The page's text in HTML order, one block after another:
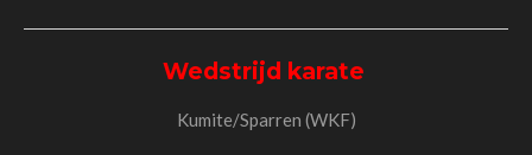
Wedstrijd karate
Kumite/Sparren (WKF)